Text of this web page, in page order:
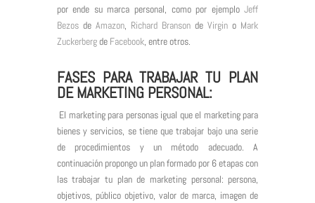
por ende su marca personal, como por ejemplo Jeff
Bezos de Amazon, Richard Branson de Virgin o Mark
Zuckerbergde Facebook, entre otros.
FASES PARA TRABAJAR TU PLAN
DE MARKETING PERSONAL:
El marketing para personas igual que el marketing para
bienes y servicios, se tiene que trabajar bajo una serie
de procedimientos y un método adecuado. A
continuación propongo un plan formado por 6 etapas con
las trabajar tu plan de marketing personal: persona,
objetivos, público objetivo, valor de marca, imagen de